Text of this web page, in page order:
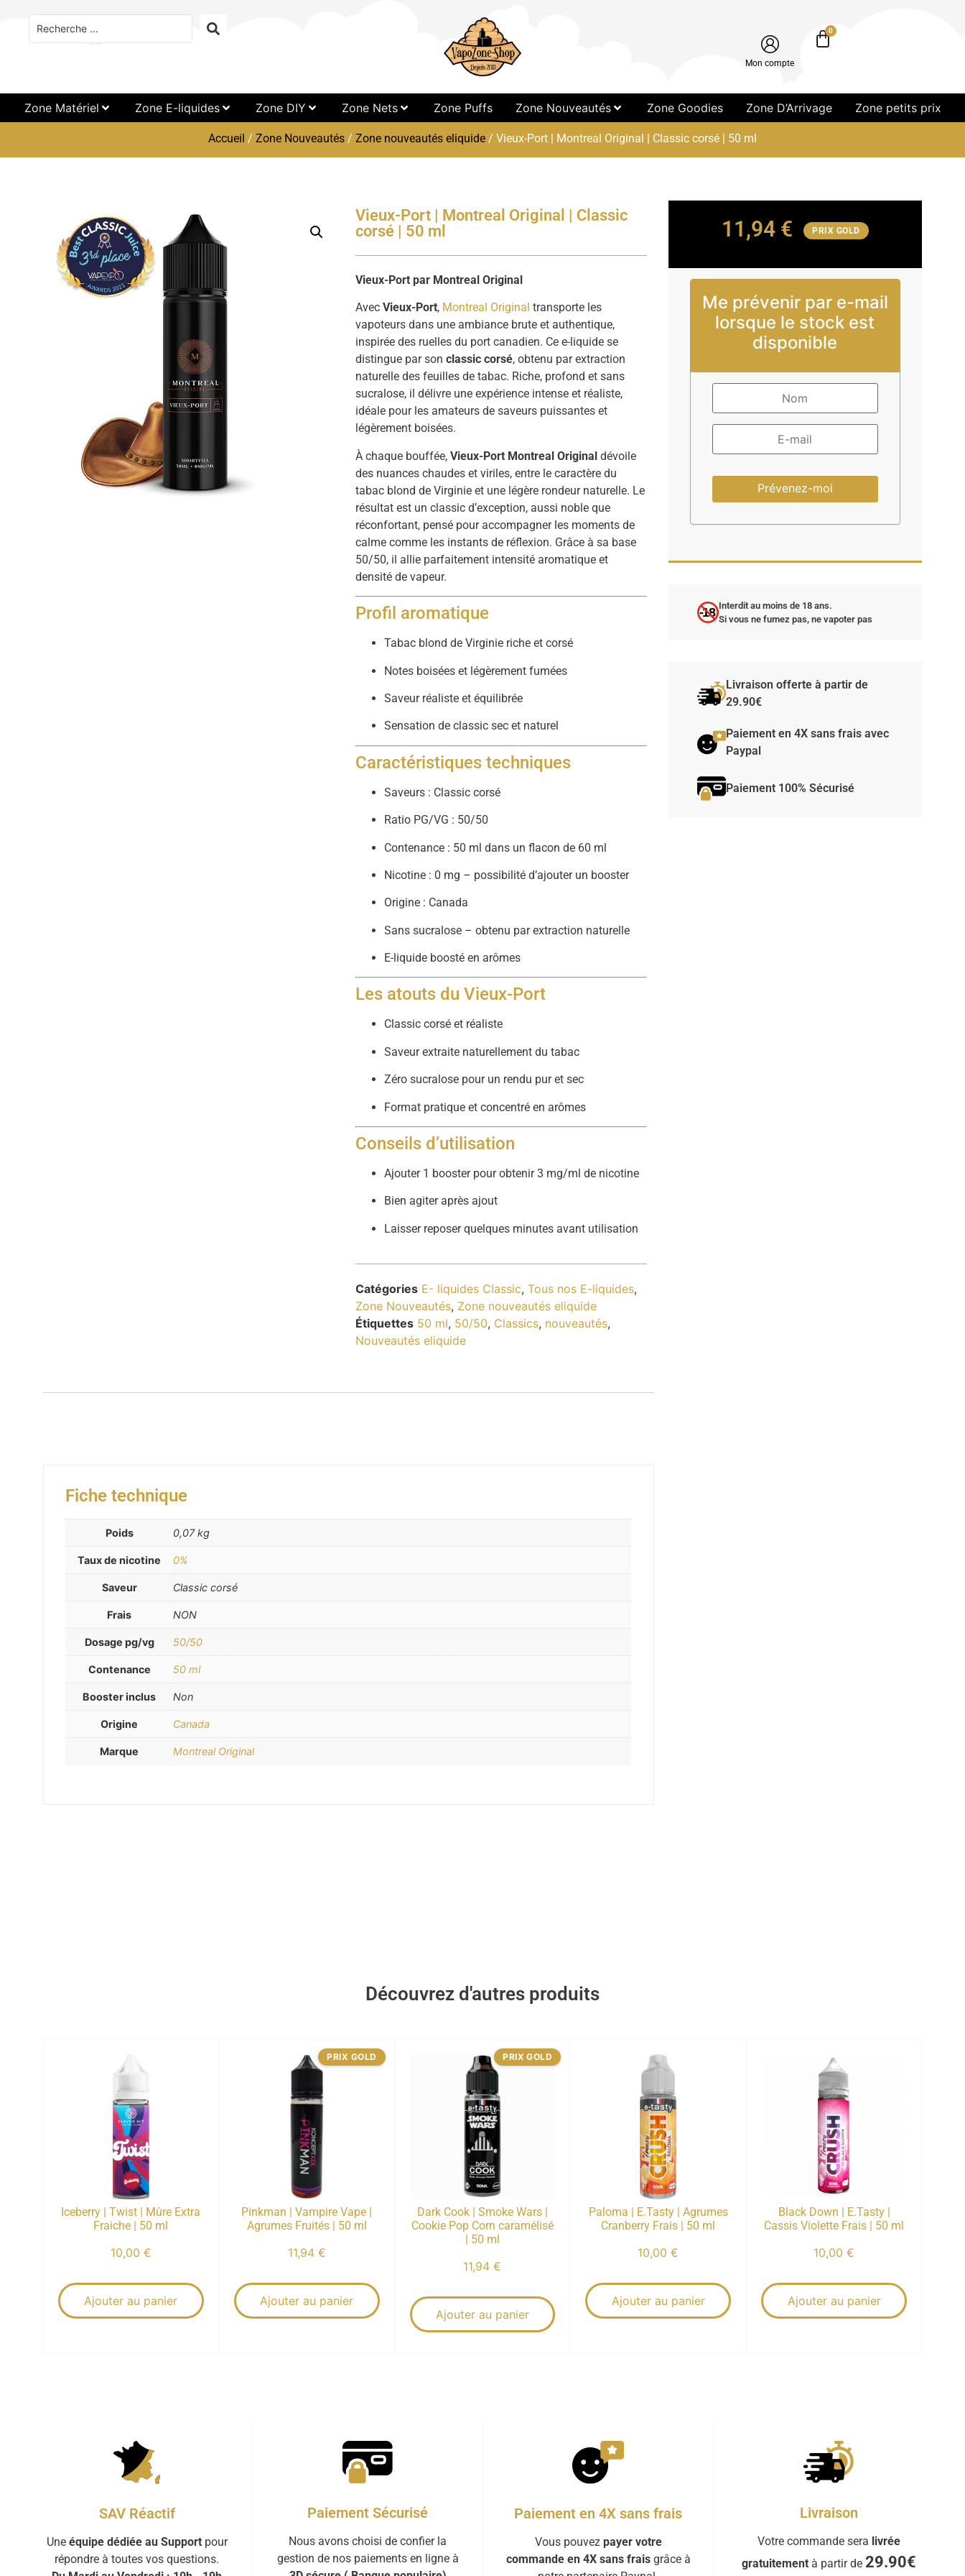
Mon compte
0
Zone Matériel Zone E-liquides Zone DIY Zone Nets Zone Puffs Zone Nouveautés Zone Goodies Zone D’Arrivage Zone petits prix
Accueil / Zone Nouveautés / Zone nouveautés eliquide / Vieux-Port | Montreal Original | Classic corsé | 50 ml
Vieux-Port | Montreal Original | Classic
corsé | 50 ml
Vieux-Port par Montreal Original
AvecVieux-Port, Montreal Original transporte les
vapoteurs dans une ambiance brute et authentique,
inspirée des ruelles du port canadien. Ce e-liquide se
distingue par sonclassic corsé, obtenu par extraction
naturelle des feuilles de tabac. Riche, profond et sans
sucralose, il délivre une expérience intense et réaliste,
idéale pour les amateurs de saveurs puissantes et
légèrement boisées.
À chaque bouffée,Vieux-Port Montreal Original dévoile
des nuances chaudes et viriles, entre le caractère du
tabac blond de Virginie et une légère rondeur naturelle. Le
résultat est un classic d’exception, aussi noble que
réconfortant, pensé pour accompagner les moments de
calme comme les instants de réflexion. Grâce à sa base
50/50, il allie parfaitement intensité aromatique et
densité de vapeur.
Profil aromatique
Tabac blond de Virginie riche et corsé
Notes boisées et légèrement fumées
Saveur réaliste et équilibrée
Sensation de classic sec et naturel
Caractéristiques techniques
Saveurs : Classic corsé
Ratio PG/VG : 50/50
Contenance : 50 ml dans un flacon de 60 ml
Nicotine : 0 mg – possibilité d’ajouter un booster
Origine : Canada
Sans sucralose – obtenu par extraction naturelle
E-liquide boosté en arômes
Les atouts du Vieux-Port
Classic corsé et réaliste
Saveur extraite naturellement du tabac
Zéro sucralose pour un rendu pur et sec
Format pratique et concentré en arômes
Conseils d’utilisation
Ajouter 1 booster pour obtenir 3 mg/ml de nicotine
Bien agiter après ajout
Laisser reposer quelques minutes avant utilisation
Catégories E- liquides Classic,Tous nos E-liquides,
Zone Nouveautés, Zone nouveautés eliquide
Étiquettes 50 ml, 50/50, Classics, nouveautés,
Nouveautés eliquide
Fiche technique
Poids 0,07 kg
Taux de nicotine 0%
Saveur Classic corsé
Frais NON
Dosage pg/vg 50/50
Contenance 50 ml
Booster inclus Non
Origine Canada
Marque Montreal Original
11,94 € PRIX GOLD
Me prévenir par e-mail
lorsque le stock est
disponible
Prévenez-moi
-18 Interdit au moins de 18 ans.
Si vous ne fumez pas, ne vapoter pas
Livraison offerte à partir de
29.90€
Paiement en 4X sans frais avec
Paypal
Paiement 100% Sécurisé
Découvrez d'autres produits
Iceberry | Twist | Mûre Extra
Fraiche | 50 ml
10,00 €
Ajouter au panier
Pinkman | Vampire Vape |
Agrumes Fruités | 50 ml
11,94 €
Ajouter au panier
PRIX GOLD
Dark Cook | Smoke Wars |
Cookie Pop Corn caramélisé
| 50 ml
11,94€
Ajouter au panier
PRIX GOLD
Paloma | E.Tasty | Agrumes
Cranberry Frais | 50 ml
10,00€
Ajouter au panier
Black Down | E.Tasty |
Cassis Violette Frais | 50 ml
10,00€
Ajouter au panier
SAV Réactif
Une équipe dédiée au Supportpour
répondre à toutes vos questions.
Paiement Sécurisé
Nous avons choisi de confier la
gestion de nos paiements en ligne à
Paiement en 4X sans frais
Vous pouvez payer votre
commande en 4X sans fraisgrâce à
Livraison
Votre commande sera livrée
gratuitementà partir de 29.90€